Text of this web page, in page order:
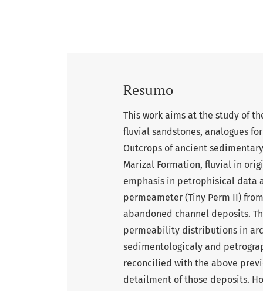
Resumo
This work aims at the study of
fluvial sandstones, analogues
Outcrops of ancient
Marizal Formation, fluvial in
emphasis in petrophisical data
permeameter (Tiny Perm II)
abandoned channel deposits.
permeability distributions in
sedimentologicaly and
reconcilied with the above
detailment of those deposits.